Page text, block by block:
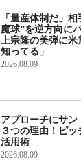
「量産体制だ」
魔球”を逆方向に
上宗隆の美弾に
知ってる」
2026.08.09
アプローチにサン
３つの理由！ピ
活用術
2026.08.09